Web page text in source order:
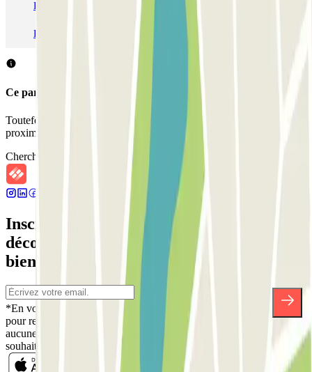
Parking Aéroport Roland Garros La Réunion P4 Longue Durée
Parking Aéroport Barcelone Parking Aéroport Beauvais
Ce parking ne permet pas de réserver avec Parclick.
Toutefois, vous pouvez réserver une place dans les parkings à
proximité que nous vous proposons.
Chercher des parkings à proximité
Inscrivez-vous à notre newsletter et
découvrez des réductions, des concours et
bien d'autres surprises.
*En vous inscrivant, vous acceptez notre politique de confidentialité
pour recevoir des communications commerciales de Parclick. Sans
aucune obligation, vous pouvez vous désinscrire quand vous le
souhaitez dans la même newsletter.